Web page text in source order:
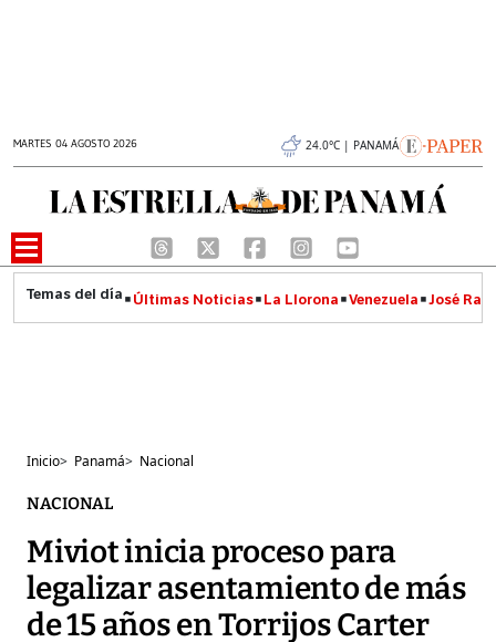
MARTES 04 AGOSTO 2026 24.0°C | PANAMÁ
Últimas Noticias La Llorona Venezuela José
Inicio> Panamá> Nacional
NACIONAL
Miviot inicia proceso para
legalizar asentamiento de más
de 15 años en Torrijos Carter